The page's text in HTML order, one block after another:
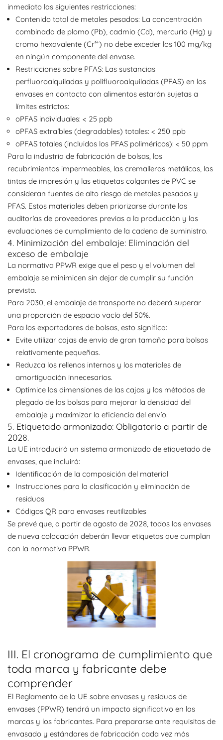
inmediato las siguientes restricciones:
Contenido total de metales pesados: La concentración
combinada de plomo (Pb), cadmio (Cd), mercurio (Hg) y
cromo hexavalente (Cr⁶⁺) no debe exceder los 100 mg/kg
en ningún componente del envase.
Restricciones sobre PFAS: Las sustancias
perfluoroalquiladas y polifluoroalquiladas (PFAS) en los
envases en contacto con alimentos estarán sujetas a
límites estrictos:
oPFAS individuales: < 25 ppb
oPFAS extraíbles (degradables) totales: < 250 ppb
oPFAS totales (incluidos los PFAS poliméricos): < 50 ppm
Para la industria de fabricación de bolsas, los
recubrimientos impermeables, las cremalleras metálicas, las
tintas de impresión y las etiquetas colgantes de PVC se
consideran fuentes de alto riesgo de metales pesados ​​y
PFAS. Estos materiales deben priorizarse durante las
auditorías de proveedores previas a la producción y las
evaluaciones de cumplimiento de la cadena de suministro.
4. Minimización del embalaje: Eliminación del
exceso de embalaje
La normativa PPWR exige que el peso y el volumen del
embalaje se minimicen sin dejar de cumplir su función
prevista.
Para 2030, el embalaje de transporte no deberá superar
una proporción de espacio vacío del 50%.
Para los exportadores de bolsas, esto significa:
Evite utilizar cajas de envío de gran tamaño para bolsas
relativamente pequeñas.
Reduzca los rellenos internos y los materiales de
amortiguación innecesarios.
Optimice las dimensiones de las cajas y los métodos de
plegado de las bolsas para mejorar la densidad del
embalaje y maximizar la eficiencia del envío.
5. Etiquetado armonizado: Obligatorio a partir de
2028.
La UE introducirá un sistema armonizado de etiquetado de
envases, que incluirá:
Identificación de la composición del material
Instrucciones para la clasificación y eliminación de
residuos
Códigos QR para envases reutilizables
Se prevé que, a partir de agosto de 2028, todos los envases
de nueva colocación deberán llevar etiquetas que cumplan
con la normativa PPWR.
III. El cronograma de cumplimiento que
toda marca y fabricante debe
comprender
El Reglamento de la UE sobre envases y residuos de
envases (PPWR) tendrá un impacto significativo en las
marcas y los fabricantes. Para prepararse ante requisitos de
envasado y estándares de fabricación cada vez más